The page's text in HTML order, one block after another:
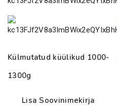
Külmutatud küülikud 1000-
1300g
Lisa Soovinimekirja